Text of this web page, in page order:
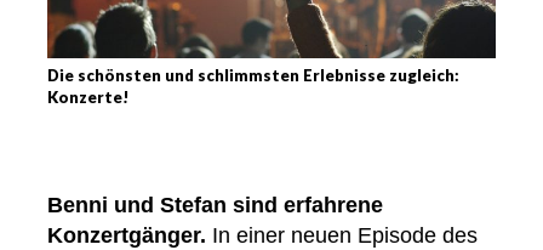
Die schönsten und schlimmsten Erlebnisse zugleich:
Konzerte!
Benni und Stefan sind erfahrene
Konzertgänger. In einer neuen Episode des